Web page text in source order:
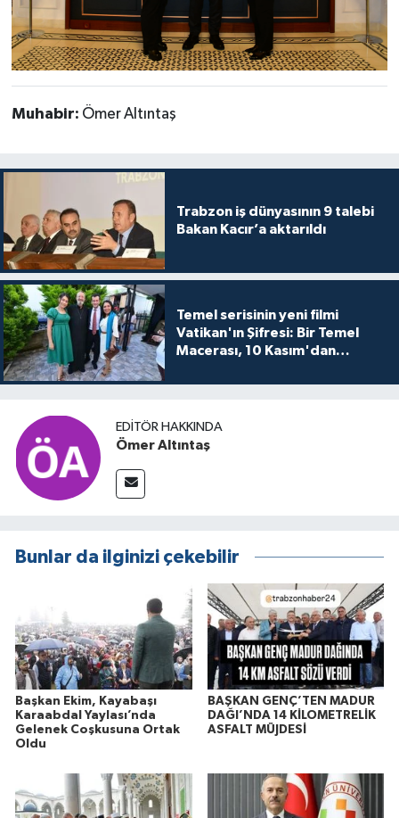
Muhabir: Ömer Altıntaş
Trabzon iş dünyasının 9 talebi
Bakan Kacır’a aktarıldı
Temel serisinin yeni filmi
Vatikan'ın Şifresi: Bir Temel
Macerası, 10 Kasım'dan
buluşuyo
EDITÖR HAKKINDA
Ömer Altıntaş
Bunlar da ilginizi çekebilir
Başkan Ekim, Kayabaşı
Karaabdal Yaylası’nda
Gelenek Coşkusuna Ortak
Oldu
BAŞKAN GENÇ’TEN MADUR
DAĞI’NDA 14 KİLOMETRELİK
ASFALT MÜJDESİ